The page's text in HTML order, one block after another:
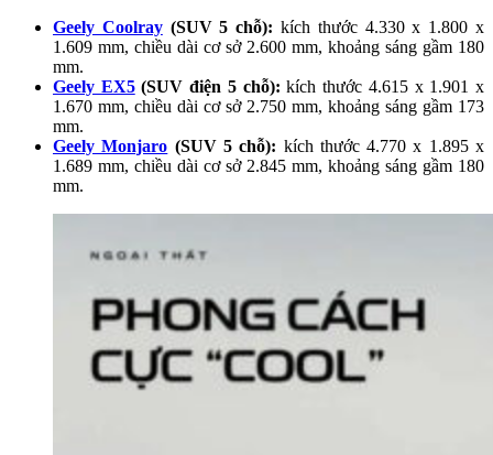
Geely Coolray(SUV 5 chỗ): kích thước 4.330 x 1.800 x
1.609 mm, chiều dài cơ sở 2.600 mm, khoảng sáng gầm 180
mm.
Geely EX5(SUV điện 5 chỗ): kích thước 4.615 x 1.901 x
1.670 mm, chiều dài cơ sở 2.750 mm, khoảng sáng gầm 173
mm.
Geely Monjaro (SUV 5 chỗ): kích thước 4.770 x 1.895 x
1.689 mm, chiều dài cơ sở 2.845 mm, khoảng sáng gầm 180
mm.